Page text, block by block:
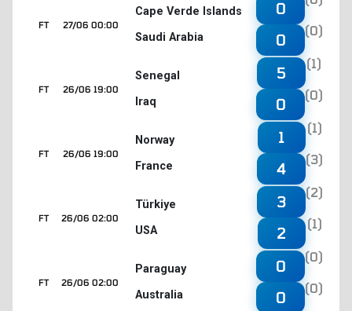
27/06 00:00
FT
Cape Verde Islands
Saudi Arabia
0
0
(0)
26/06 19:00
FT
Senegal
Iraq
5
(1)
0
(0)
26/06 19:00
FT
Norway
France
1
(1)
4
(3)
26/06 02:00
FT
Türkiye
USA
3
(2)
2
(1)
26/06 02:00
FT
Paraguay
Australia
0
(0)
0
(0)